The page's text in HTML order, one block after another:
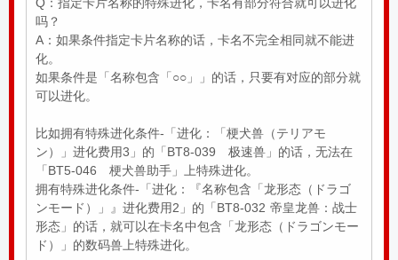
吗？
A：如果条件指定卡片名称的话，卡名不完全相同就不能进
化。
如果条件是「名称包含「○○」」的话，只要有对应的部分就
可以进化。
比如拥有特殊进化条件-「进化：「梗犬兽（テリアモ
ン）」进化费用3」的「BT8-039 极速兽」的话，无法在
「BT5-046 梗犬兽助手」上特殊进化。
拥有特殊进化条件-「进化：『名称包含「龙形态（ドラゴ
ンモード）」』进化费用2」的「BT8-032 帝皇龙兽：战士
形态」的话，就可以在卡名中包含「龙形态（ドラゴンモー
ド）」的数码兽上特殊进化。